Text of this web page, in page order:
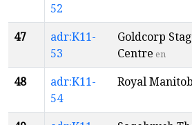
52
47
adr:K11-
53
Goldcorp
Centre en
48
adr:K11-
54
Royal